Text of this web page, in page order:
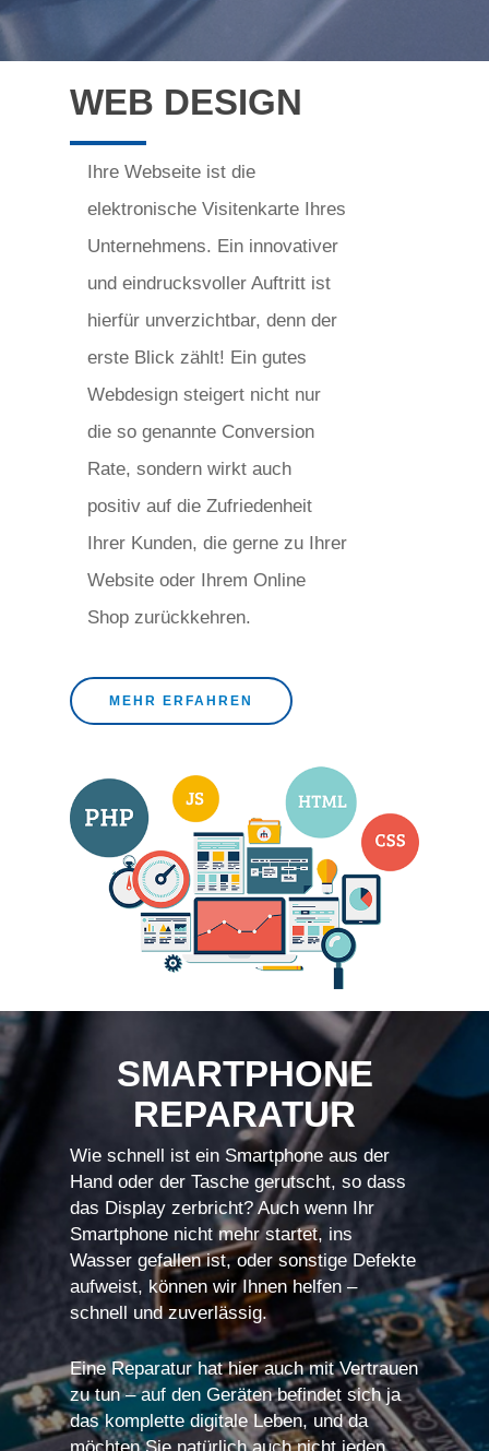
WEB DESIGN
Ihre Webseite ist die
elektronische Visitenkarte Ihres
Unternehmens. Ein innovativer
und eindrucksvoller Auftritt ist
hierfür unverzichtbar, denn der
erste Blick zählt! Ein gutes
Webdesign steigert nicht nur
die so genannte Conversion
Rate, sondern wirkt auch
positiv auf die Zufriedenheit
Ihrer Kunden, die gerne zu Ihrer
Website oder Ihrem Online
Shop zurückkehren.
MEHR ERFAHREN
SMARTPHONE
REPARATUR
Wie schnell ist ein Smartphone aus der
Hand oder der Tasche gerutscht, so dass
das Display zerbricht? Auch wenn Ihr
Smartphone nicht mehr startet, ins
Wasser gefallen ist, oder sonstige Defekte
aufweist, können wir Ihnen helfen –
schnell und zuverlässig.
Eine Reparatur hat hier auch mit Vertrauen
zu tun – auf den Geräten befindet sich ja
das komplette digitale Leben, und da
möchten Sie natürlich auch nicht jeden